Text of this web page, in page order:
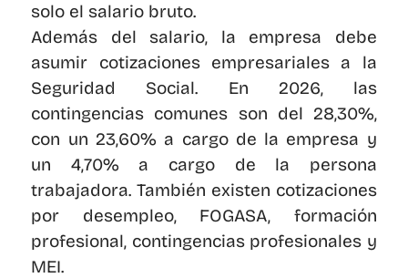
solo el salario bruto.
Además del salario, la empresa debe
asumir cotizaciones empresariales a la
Seguridad Social. En 2026, las
contingencias comunes son del 28,30%,
con un 23,60% a cargo de la empresa y
un 4,70% a cargo de la persona
trabajadora. También existen cotizaciones
por desempleo, FOGASA, formación
profesional, contingencias profesionales y
MEI.